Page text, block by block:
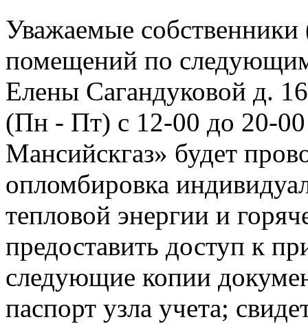
Уважаемые
помещений по
Елены Сагандуковой д.
(Пн - Пт) с 12-00 до 20-
Мансийскгаз» будет
опломбировка
тепловой энергии и
предоставить доступ к
следующие копии
паспорт узла учета;